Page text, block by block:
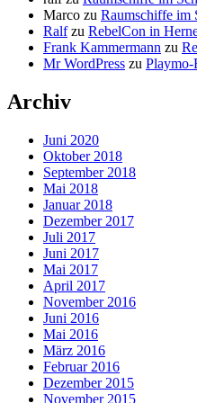
Marco zu Raumschiffe im
Ralfzu RebelCon in
Frank Kammermann zu
Mr WordPress zu
Archiv
Juni 2020
Oktober 2018
September 2018
Mai 2018
Januar 2018
Dezember 2017
Juli 2017
Juni 2017
Mai 2017
April 2017
November 2016
Juni 2016
Mai 2016
März 2016
Februar 2016
Dezember 2015
November 2015